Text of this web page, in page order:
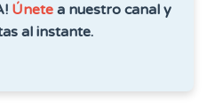
Únete a nuestro canal y
al instante.